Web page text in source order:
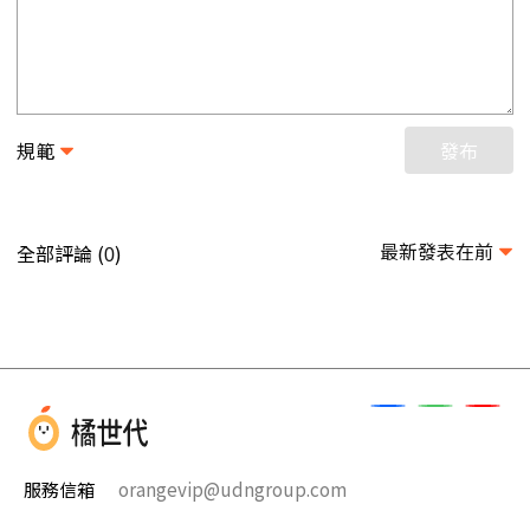
規範 發布
全部評論 (0) 最新發表在前
服務信箱
orangevip@udngroup.com